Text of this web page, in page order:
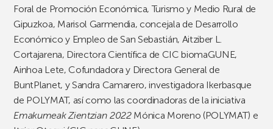
Foral de Promoción Económica, Turismo y Medio Rural de
Gipuzkoa, Marisol Garmendia, concejala de Desarrollo
Económico y Empleo de San Sebastián, Aitziber L.
Cortajarena, Directora Científica de CIC biomaGUNE,
Ainhoa Lete, Cofundadora y Directora General de
BuntPlanet, y Sandra Camarero, investigadora Ikerbasque
de POLYMAT, así como las coordinadoras de la iniciativa
Emakumeak Zientzian 2022Mónica Moreno (POLYMAT) e